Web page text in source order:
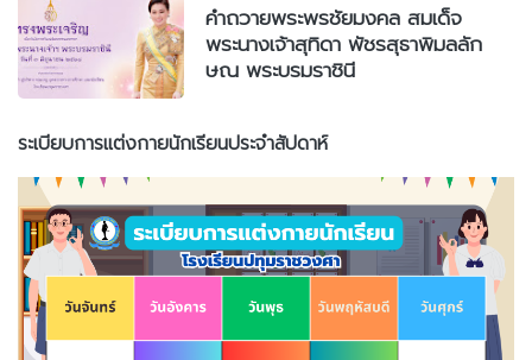
คำถวายพระพรชัยมงคล สมเด็จ
พระนางเจ้าสุทิดา พัชรสุธาพิมลลัก
ษณ พระบรมราชินี
ระเบียบการแต่งกายนักเรียนประจำสัปดาห์